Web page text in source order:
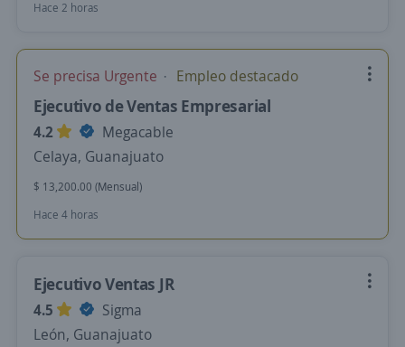
Hace 2 horas
Se precisa Urgente Empleo destacado
Ejecutivo de Ventas Empresarial
4.2
Megacable
Celaya, Guanajuato
$ 13,200.00 (Mensual)
Hace 4 horas
Ejecutivo Ventas JR
4.5
Sigma
León, Guanajuato